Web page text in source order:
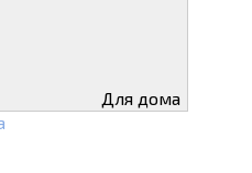
Для дома